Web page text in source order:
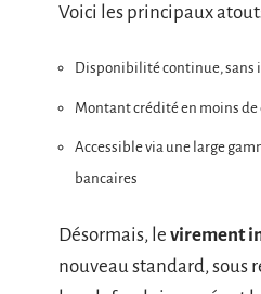
Voici les principaux
Disponibilité continue,
Montant crédité en moins de
Accessible via une large
bancaires
Désormais, le virement
nouveau standard, sous